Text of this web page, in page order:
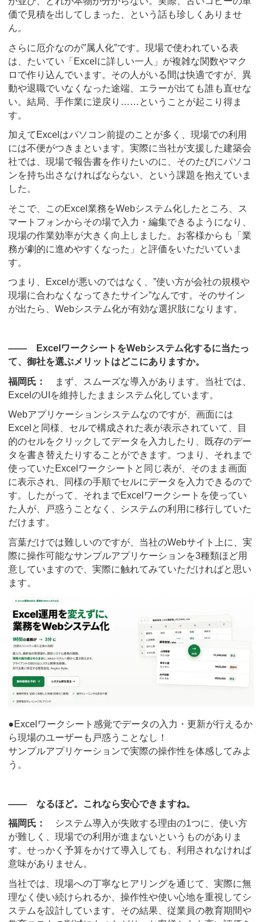
価で見積を出してしまった、という話も珍しくありませ
ん。
さらに厄介なのが”属人化”です。現場で使われている表
は、たいてい「Excelに詳しい一人」が複雑な関数やマク
ロで作り込んでいます。その人がいる間は快適ですが、異
動や退職でいなくなった途端、エラーが出ても誰も直せな
い。結局、手作業に逆戻り……ということが起こり得ま
す。
加えてExcelはパソコン前提のことが多く、現場での利用
には不便がつきまといます。実際に当社が支援した建築会
社では、現場で報告書を作りたいのに、そのたびにパソコ
ンを持ち出さなければならない、という課題を抱えていま
した。
そこで、このExcel業務をWebシステム化したところ、ス
マートフォンからその場で入力・編集できるようになり、
現場の作業効率が大きく向上しました。お客様からも「業
務が劇的に進めやすくなった」と評価をいただいていま
す。
つまり、Excelが悪いのではなく、”使い方が会社の規模や
現場に合わなくなってきたサイン”なんです。そのサイン
が出たら、Webシステム化が有効な選択肢になります。
―― ExcelワークシートをWebシステム化するに当たっ
て、御社を選ぶメリットはどこにありますか。
福岡氏：
まず、スムーズな導入があります。当社では、
ExcelのUIを維持したままシステム化しています。
Webアプリケーションシステムなのですが、画面には
Excelと同様、セルで構成された表が表示されていて、目
的のセルをクリックしてデータを入力したり、既存のデー
タを書き替えたりすることができます。つまり、それまで
使っていたExcelワークシートと同じ表が、そのまま画面
に表示され、同様の手順でセルにデータを入力できるので
す。したがって、それまでExcelワークシートを使ってい
た人が、戸惑うことなく、システムの利用に移行していた
だけます。
言葉だけでは難しいのですが、当社のWebサイト上に、実
際に操作可能なサンプルアプリケーションを3種類ほど用
意していますので、実際に触れてみていただければと思い
ます。
●Excelワークシート感覚でデータの入力・更新が行えるか
ら現場のユーザーも戸惑うことなし！
サンプルアプリケーションで実際の操作性を体感してみよ
う。
―― なるほど。これなら安心できますね。
福岡氏：
システム導入が失敗する理由の1つに、使い方
が難しく、現場での利用が進まないというものがありま
す。せっかく予算をかけて導入しても、利用されなければ
意味がありません。
当社では、現場への丁寧なヒアリングを通じて、実際に無
理なく使い続けられるか、操作性や使い心地を重視してシ
ステムを設計しています。その結果、従業員の教育期間や